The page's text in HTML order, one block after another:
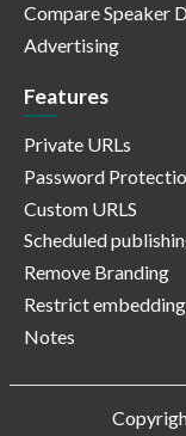
Compare Speaker
Advertising
Features
Private URLs
Password
Custom URLS
Scheduled
Remove Branding
Restrict embedding
Notes